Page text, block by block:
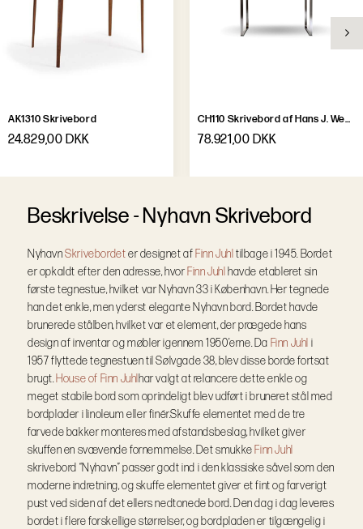
AK1310 Skrivebord
24.829,00 DKK
CH110 Skrivebord af Hans J. Wegner
78.921,00 DKK
Beskrivelse-Nyhavn Skrivebord
NyhavnSkrivebordeter designet af Finn Juhl tilbage i 1945. Bordet
er opkaldt efter den adresse, hvor Finn Juhl havde etableret sin
første tegnestue, hvilket var Nyhavn 33 i København. Her tegnede
han det enkle, men yderst elegante Nyhavn bord. Bordet havde
brunerede stålben, hvilket var et element, der prægede hans
design af inventar og møbler igennem 1950’erne.Da Finn Juhl i
1957 flyttede tegnestuen til Sølvgade 38, blev disse borde fortsat
brugt.House of Finn Juhl har valgt at relancere dette enkle og
meget stabile bord som oprindeligt blev udført i bruneret stål med
bordplader i linoleum eller finér.Skuffe elementet med de tre
farvede bakker monteres med afstandsbeslag, hvilket giver
skuffen en svævende fornemmelse.Det smukke Finn Juhl
skrivebord “Nyhavn” passer godt ind i den klassiske såvel som den
moderne indretning, og skuffe elementet giver et fint og farverigt
pust ved siden af det ellers nedtonede bord.Den dag i dag leveres
bordet i flere forskellige størrelser, og bordpladen er tilgængelig i